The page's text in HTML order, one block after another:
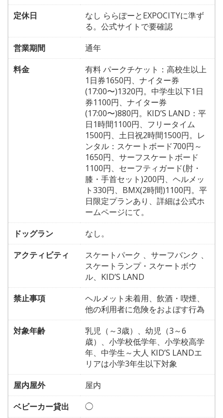
定休日
なし ららぽーとEXPOCITYに準ず
る。公式サイトで要確認
営業期間
通年
料金
有料 パークチケット：高校生以上
1日券1650円、ナイター券
(17:00〜)1320円。中学生以下1日
券1100円、ナイター券
(17:00〜)880円。KID’S LAND：平
日1時間1100円、フリータイム
1500円、土日祝2時間1500円。レ
ンタル：スケートボード700円～
1650円、サーフスケートボード
1100円、セーフティガード(肘・
膝・手首セット)200円、ヘルメッ
ト330円、BMX(2時間)1100円。平
日限定プランあり、詳細は公式ホ
ームページにて。
ドッグラン
なし。
アクティビティ
スケートパーク 、サーフバンク 、
スケートランプ・スケートボウ
ル、KID’S LAND
禁止事項
ヘルメット未着用、飲酒・喫煙、
他の利用者に危険をおよぼす行為
対象年齢
乳児（～3歳）、幼児（3～6
歳）、小学校低学年、小学校高学
年、中学生～大人 KID’S LANDエ
リアは小学3年生以下対象
屋内屋外
屋内
ベビーカー貸出
◯